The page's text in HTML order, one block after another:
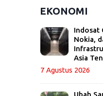
EKONOMI
Indosat
Nokia,
Asia
7 Agustus 2026
Ubah